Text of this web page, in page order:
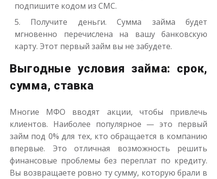
подпишите кодом из СМС.
Получите деньги. Сумма займа будет
мгновенно перечислена на вашу банковскую
карту. Этот первый займ вы не забудете.
Выгодные условия займа: срок,
сумма, ставка
Многие МФО вводят акции, чтобы привлечь
клиентов. Наиболее популярное — это первый
займ под 0% для тех, кто обращается в компанию
впервые. Это отличная возможность решить
финансовые проблемы без переплат по кредиту.
Вы возвращаете ровно ту сумму, которую брали в